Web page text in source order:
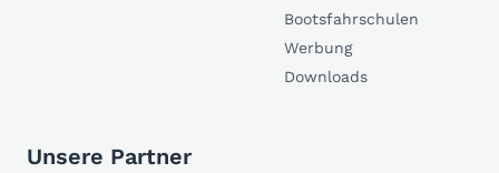
Bootsfahrschulen
Werbung
Downloads
Unsere Partner